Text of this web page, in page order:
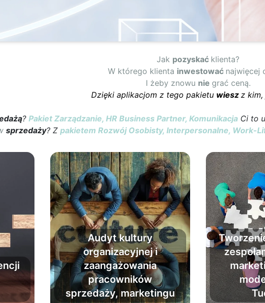
Jak pozyskać klienta?
W którego klienta inwestować najwięcej
I żeby znowu nie grać ceną.
Dzięki aplikacjom z tego pakietu wiesz z
? Pakiet Zarządzanie, HR Business Partner, Komunikacja Ci to
sprzedaży? Z pakietem Rozwój Osobisty, Interpersonalne, Work-
Audyt kultury
organizacyjnej i
zaangażowania
pracowników
sprzedaży, marketingu
Podnieś zaangażowanie
grupę